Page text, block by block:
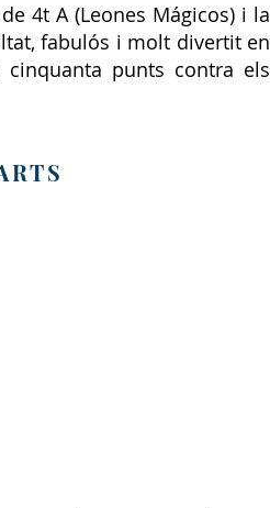
4t A (Leones Mágicos) i la
fabulós i molt divertit en
punts contra els